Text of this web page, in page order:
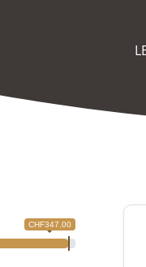
CHF347.00